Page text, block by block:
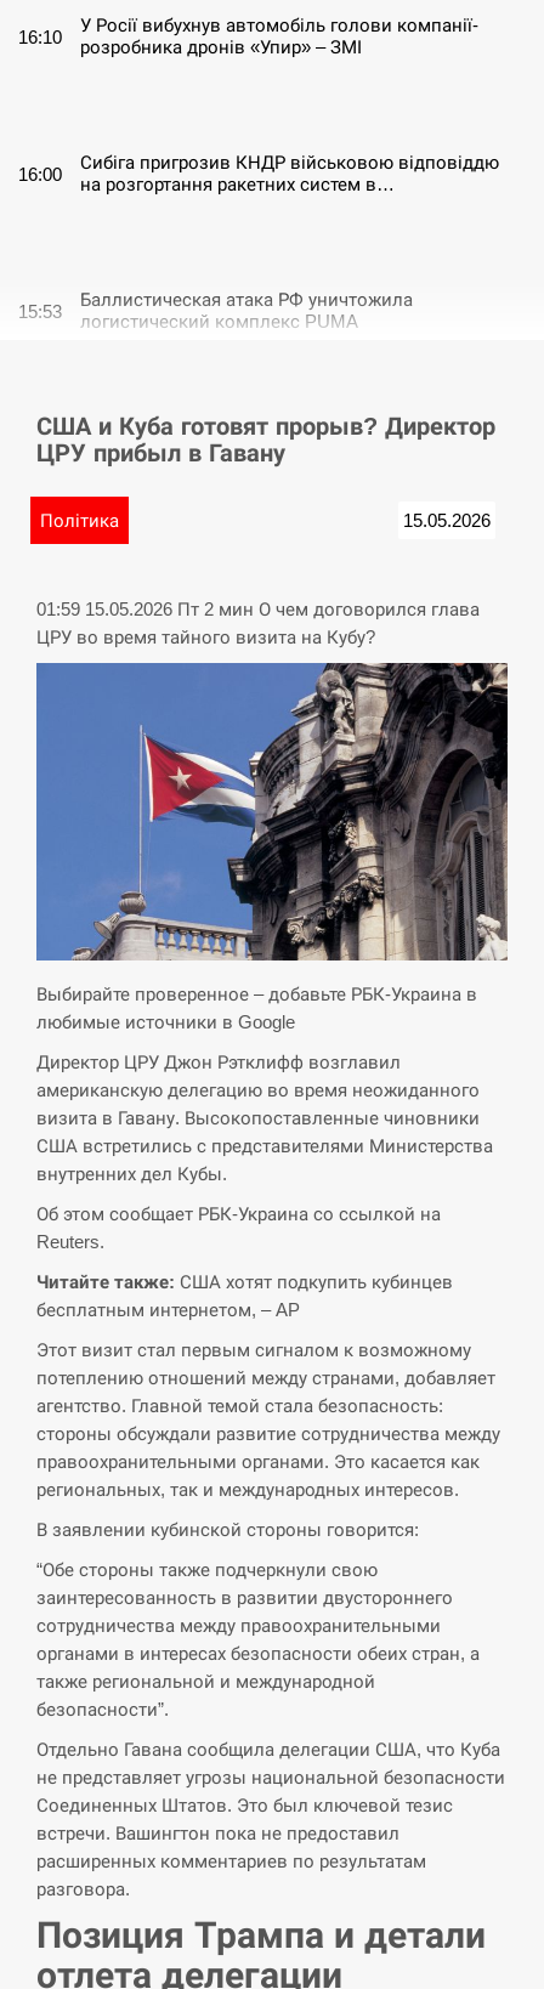
16:10
У Росії вибухнув автомобіль голови компанії-
розробника дронів «Упир» – ЗМІ
16:00
Сибіга пригрозив КНДР військовою відповіддю
на розгортання ракетних систем в…
15:53
Баллистическая атака РФ уничтожила
логистический комплекс PUMA
15:40
У Німеччині удар блискавки розділив навпіл
місто в Баварії
СЕРПЕНЬ
СЕРПЕНЬ
Іспанія попросила партнерів не критикувати
Марокко через міграційну кризу –…
РФ провела новий раунд таємних зустрічей з
Європою щодо війни…
СЕРПЕНЬ
14:53
Экс-послу в США Стефанишиной вручили новое
подозрение и избирают меру…
СЕРПЕНЬ
14:40
У Росії розгортається ракетний підрозділ КНДР –
Reuters
СЕРПЕНЬ
14:23
хотя у партнеров они…
СЕРПЕНЬ
14:10
У Румунії затоплять чотири баржі для
збільшення потоку води до…
СЕРПЕНЬ
В Москве пожаловались на “кратный рост” атак
СЕРПЕНЬ
13:40
Біля українського літака в аеропорту Лейпцига
виявили дрон, ймовірно, з…
СЕРПЕНЬ
“Они должны быть уничтожены”: в МИДе
ответили, как отреагируют на…
СЕРПЕНЬ
Тайвань проводить найбільші військові
навчання на тлі загрози вторгнення з…
США и Куба готовят прорыв? Директор
ЦРУ прибыл в Гавану
Політика 15.05.2026
01:59 15.05.2026 Пт 2 мин О чем договорился глава
ЦРУ во время тайного визита на Кубу?
Выбирайте проверенное – добавьте РБК-Украина в
любимые источники в Google
Директор ЦРУ Джон Рэтклифф возглавил
американскую делегацию во время неожиданного
визита в Гавану. Высокопоставленные чиновники
США встретились с представителями Министерства
внутренних дел Кубы.
Об этом сообщает РБК-Украина со ссылкой на
Reuters.
Читайте также: США хотят подкупить кубинцев
бесплатным интернетом, – AP
Этот визит стал первым сигналом к возможному
потеплению отношений между странами, добавляет
агентство. Главной темой стала безопасность:
стороны обсуждали развитие сотрудничества между
правоохранительными органами. Это касается как
региональных, так и международных интересов.
В заявлении кубинской стороны говорится:
“Обе стороны также подчеркнули свою
заинтересованность в развитии двустороннего
сотрудничества между правоохранительными
органами в интересах безопасности обеих стран, а
также региональной и международной
безопасности”.
Отдельно Гавана сообщила делегации США, что Куба
не представляет угрозы национальной безопасности
Соединенных Штатов. Это был ключевой тезис
встречи. Вашингтон пока не предоставил
расширенных комментариев по результатам
разговора.
Позиция Трампа и детали
отлета делегации